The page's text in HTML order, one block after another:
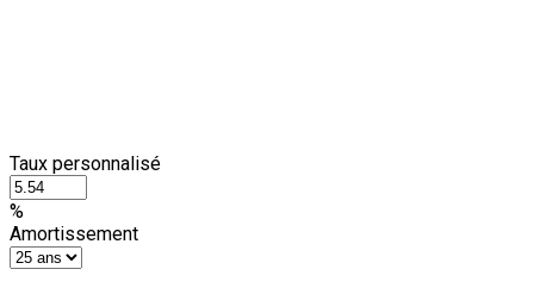
Taux personnalisé
%
Amortissement